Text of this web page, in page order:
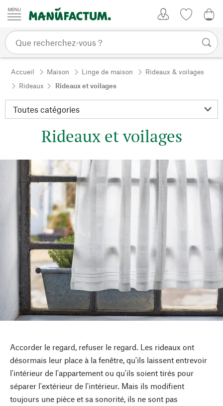
Passer au contenu
Accueil Maison Linge de maison
Rideaux & voilages
Rideaux
Rideaux et voilages
Rideaux et voilages
Accorder le regard, refuser le regard. Les rideaux ont
désormais leur place à la fenêtre, qu'ils laissent entrevoir
l'intérieur de l'appartement ou qu'ils soient tirés pour
séparer l'extérieur de l'intérieur. Mais ils modifient
toujours une pièce et sa sonorité, ils ne sont pas